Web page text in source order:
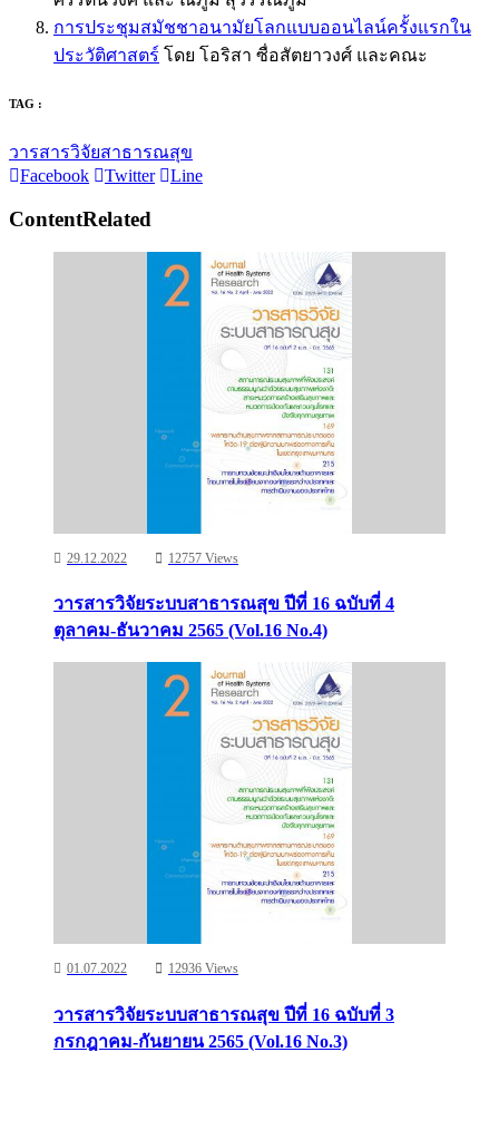
การประชุมสมัชชาอนามัยโลกแบบออนไลน์ครั้งแรกใน
ประวัติศาสตร์ โดย โอริสา ซื่อสัตยาวงศ์ และคณะ
TAG :
วารสารวิจัยสาธารณสุข
Facebook
Twitter Line
ContentRelated
29.12.2022 12757 Views
วารสารวิจัยระบบสาธารณสุข ปีที่ 16 ฉบับที่ 4
ตุลาคม-ธันวาคม 2565 (Vol.16 No.4)
01.07.2022 12936 Views
วารสารวิจัยระบบสาธารณสุข ปีที่ 16 ฉบับที่ 3
กรกฎาคม-กันยายน 2565 (Vol.16 No.3)